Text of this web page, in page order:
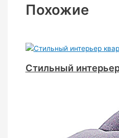
Похожие
Стильный